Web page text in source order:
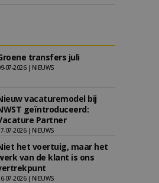
transfers juli
07-2026 | NIEUWS
vacaturemodel bij
geïntroduceerd:
Partner
07-2026 | NIEUWS
het voertuig, maar het
van de klant is ons
07-2026 | NIEUWS